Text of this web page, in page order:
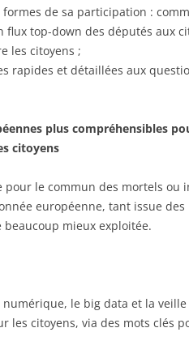
de sa participation :
flux top-down des députés aux
les citoyens ;
rapides et détaillées aux
plus compréhensibles
citoyens
le commun des mortels ou
européenne, tant issue
mieux exploitée.
le big data et la
les citoyens, via des mots clés